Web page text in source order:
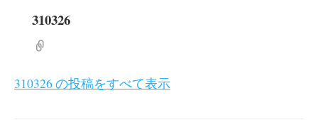
310326
310326 の投稿をすべて表示